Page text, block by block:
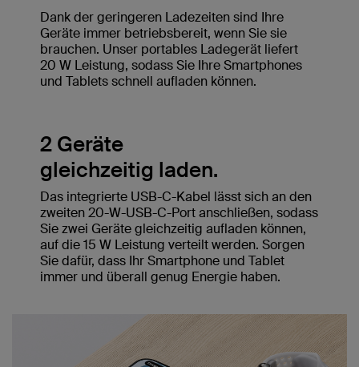
Dank der geringeren Ladezeiten sind Ihre
Geräte immer betriebsbereit, wenn Sie sie
brauchen. Unser portables Ladegerät liefert
20 W Leistung, sodass Sie Ihre Smartphones
und Tablets schnell aufladen können.
2 Geräte
gleichzeitig laden.
Das integrierte USB-C-Kabel lässt sich an den
zweiten 20-W-USB-C-Port anschließen, sodass
Sie zwei Geräte gleichzeitig aufladen können,
auf die 15 W Leistung verteilt werden. Sorgen
Sie dafür, dass Ihr Smartphone und Tablet
immer und überall genug Energie haben.